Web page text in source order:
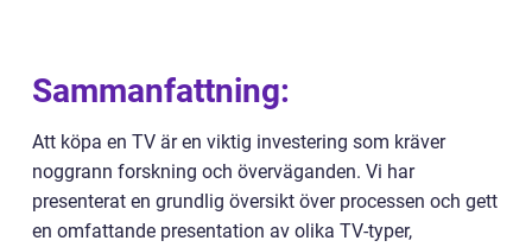
Sammanfattning:
Att köpa en TV är en viktig investering som kräver
noggrann forskning och överväganden. Vi har
presenterat en grundlig översikt över processen och gett
en omfattande presentation av olika TV-typer,